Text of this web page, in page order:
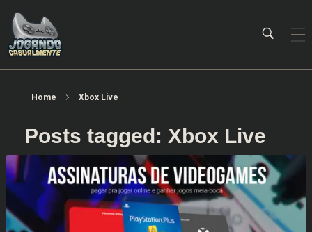
Home Xbox Live
Posts tagged: Xbox Live